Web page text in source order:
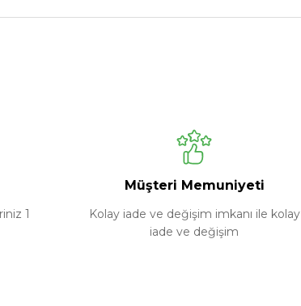
1
Müşteri Memuniyeti
Kolay iade ve değişim imkanı ile kolay
iade ve değişim